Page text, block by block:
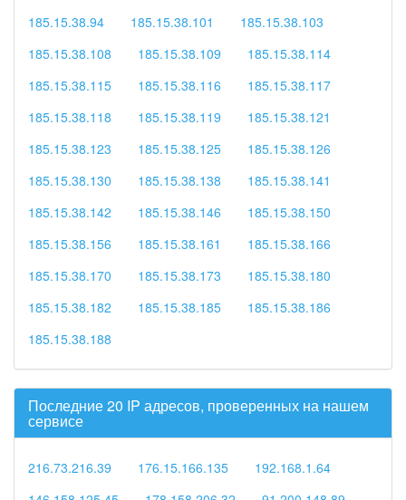
185.15.38.94
185.15.38.101
185.15.38.103
185.15.38.108
185.15.38.109
185.15.38.114
185.15.38.115
185.15.38.116
185.15.38.117
185.15.38.118
185.15.38.119
185.15.38.121
185.15.38.123
185.15.38.125
185.15.38.126
185.15.38.130
185.15.38.138
185.15.38.141
185.15.38.142
185.15.38.146
185.15.38.150
185.15.38.156
185.15.38.161
185.15.38.166
185.15.38.170
185.15.38.173
185.15.38.180
185.15.38.182
185.15.38.185
185.15.38.186
185.15.38.188
Последние 20 IP адресов, проверенных на нашем
сервисе
216.73.216.39 176.15.166.135
192.168.1.64